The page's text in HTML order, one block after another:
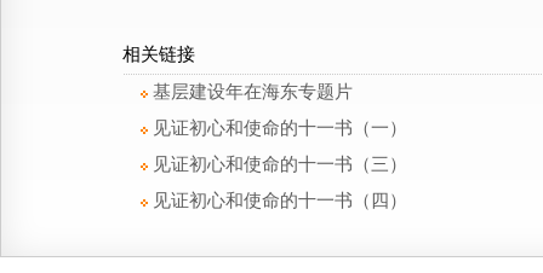
相关链接
基层建设年在海东专题片
见证初心和使命的十一书（一）
见证初心和使命的十一书（三）
见证初心和使命的十一书（四）